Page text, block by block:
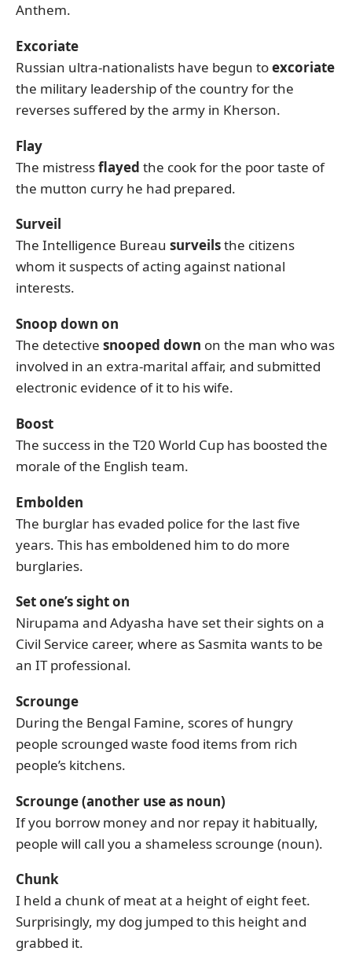
Anthem.
Excoriate
Russian ultra-nationalists have begun toexcoriate
the military leadership of the country for the
reverses suffered by the army in Kherson.
Flay
The mistressflayed the cook for the poor taste of
the mutton curry he had prepared.
Surveil
The Intelligence Bureau surveilsthe citizens
whom it suspects of acting against national
interests.
Snoop down on
The detective snooped down on the man who was
involved in an extra-marital affair, and submitted
electronic evidence of it to his wife.
Boost
The success in the T20 World Cup has boosted the
morale of the English team.
Embolden
The burglar has evaded police for the last five
years. This has emboldened him to do more
burglaries.
Set one’s sight on
Nirupama and Adyasha have set their sights on a
Civil Service career, where as Sasmita wants to be
an IT professional.
Scrounge
During the Bengal Famine, scores of hungry
people scrounged waste food items from rich
people’s kitchens.
Scrounge (another use as noun)
If you borrow money and nor repay it habitually,
people will call you a shameless scrounge (noun).
Chunk
I held a chunk of meat at a height of eight feet.
Surprisingly, my dog jumped to this height and
grabbed it.